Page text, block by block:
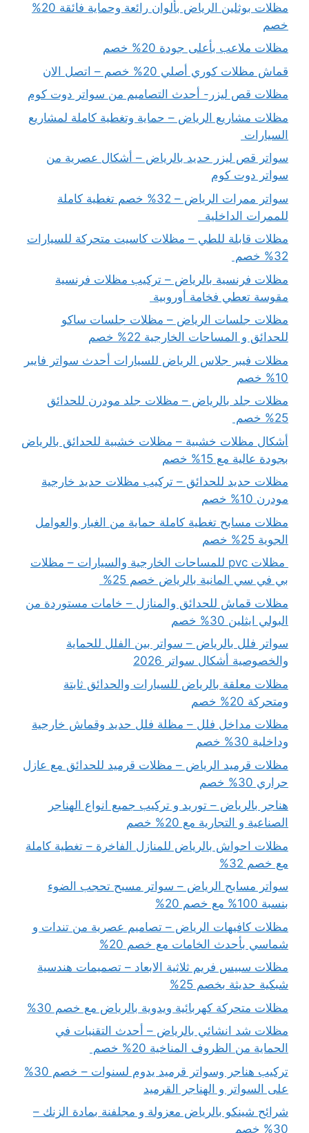
مظلات بوثلين الرياض بألوان رائعة وحماية فائقة 20%
خصم
مظلات ملاعب بأعلى جودة 20% خصم
قماش مظلات كوري أصلي 20% خصم – اتصل الان
مظلات قص ليزر- أحدث التصاميم من سواتر دوت كوم
مظلات مشاريع الرياض – حماية وتغطية كاملة لمشاريع
السيارات
سواتر قص ليزر حديد بالرياض – أشكال عصرية من
سواتر دوت كوم
سواتر ممرات الرياض – 32% خصم تغطية كاملة
للممرات الداخلية
مظلات قابلة للطي – مظلات كاسيت متحركة للسيارات
32% خصم
مظلات فرنسية بالرياض – تركيب مظلات فرنسية
مقوسة تعطي فخامة أوروبية
مظلات جلسات الرياض – مظلات جلسات ساكو
للحدائق و المساحات الخارجية 22% خصم
مظلات فيبر جلاس الرياض للسيارات أحدث سواتر فايبر
10% خصم
مظلات جلد بالرياض – مظلات جلد مودرن للحدائق
25% خصم
أشكال مظلات خشبية – مظلات خشبية للحدائق بالرياض
بجودة عالية مع 15% خصم
مظلات حديد للحدائق – تركيب مظلات حديد خارجية
مودرن 10% خصم
مظلات مسابح تغطية كاملة حماية من الغبار والعوامل
الجوية 25% خصم
مظلات pvc للمساحات الخارجية والسيارات – مظلات
بي في سي المانية بالرياض خصم 25%
مظلات قماش للحدائق والمنازل – خامات مستوردة من
البولي ايثلين 30% خصم
سواتر فلل بالرياض – سواتر بين الفلل للحماية
والخصوصية أشكال سواتر 2026
مظلات معلقة بالرياض للسيارات والحدائق ثابتة
ومتحركة 20% خصم
مظلات مداخل فلل – مظلة فلل حديد وقماش خارجية
وداخلية 30% خصم
مظلات قرميد الرياض – مظلات قرميد للحدائق مع عازل
حراري 30% خصم
هناجر بالرياض – توريد و تركيب جميع انواع الهناجر
الصناعية و التجارية مع 20% خصم
مظلات احواش بالرياض للمنازل الفاخرة – تغطية كاملة
مع خصم 32%
سواتر مسابح الرياض – سواتر مسبح تحجب الضوء
بنسبة 100% مع خصم 20%
مظلات كافيهات الرياض – تصاميم عصرية من تندات و
شماسي بأحدث الخامات مع خصم 20%
مظلات سبيس فريم ثلاثية الابعاد – تصميمات هندسية
شبكية حديثة بخصم 25%
مظلات متحركة كهربائية ويدوية بالرياض مع خصم 30%
مظلات شد انشائي بالرياض – أحدث التقنيات في
الحماية من الظروف المناخية 20% خصم
تركيب هناجر وسواتر قرميد يدوم لسنوات – خصم 30%
على السواتر و الهناجر القرميد
شرائح شينكو بالرياض معزولة و مجلفنة بمادة الزنك –
30% خصم